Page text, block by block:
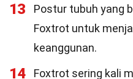
13
Postur tubuh yang
Foxtrot untuk
keanggunan.
14
Foxtrot sering kali